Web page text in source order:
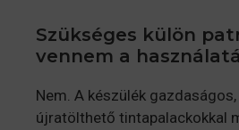
Szükséges külön
vennem a
Nem. A készülék
újratölthető tintapalackokkal